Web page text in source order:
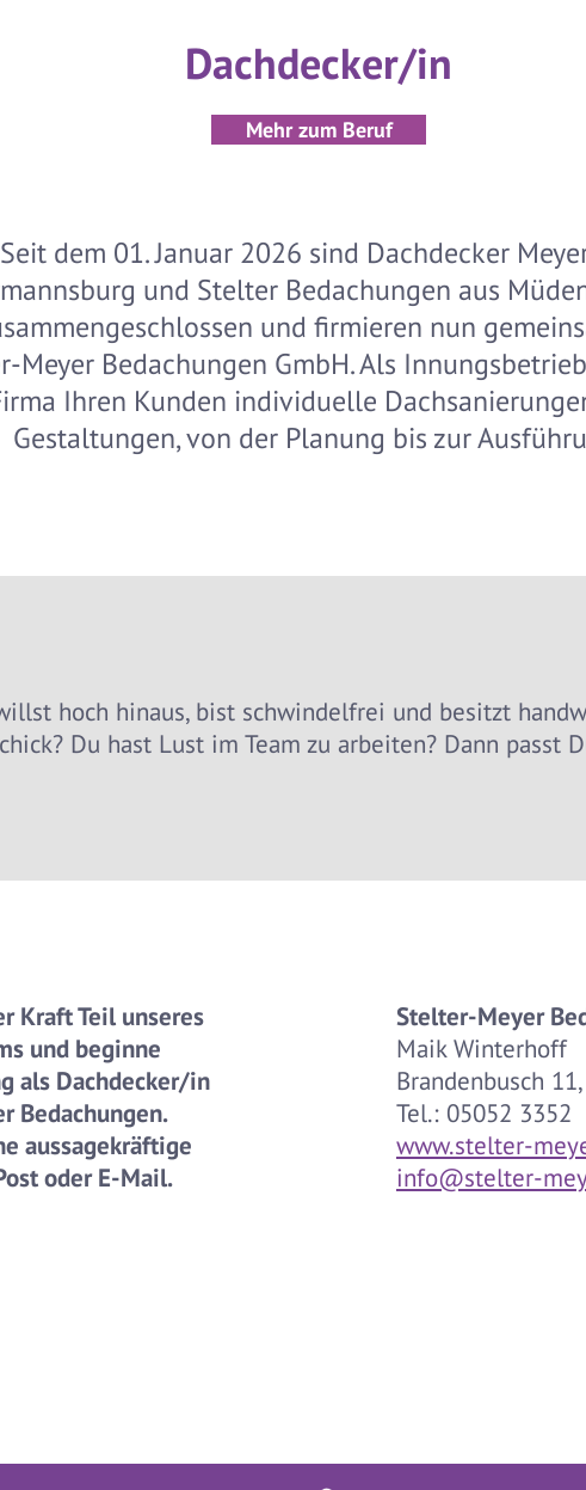
Dachdecker/in
Mehr zum Beruf
Seit dem 01. Januar 2026 sind Dachdecker
und Stelter Bedachungen aus
und firmieren nun
Meyer Bedachungen GmbH. Als
Ihren Kunden individuelle
Gestaltungen, von der Planung bis zur
hoch hinaus, bist schwindelfrei und besitzt
Du hast Lust im Team zu arbeiten? Dann passt
Kraft Teil unseres
und beginne
als Dachdecker/in
Bedachungen.
aussagekräftige
oder E-Mail.
Stelter-Meyer
Maik Winterhoff
Brandenbusch
Tel.: 05052 3352
www.stelter-
info@stelter-